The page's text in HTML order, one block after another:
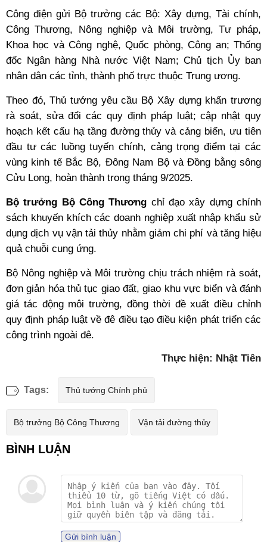
Công điện gửi Bộ trưởng các Bộ: Xây dựng, Tài chính,
Công Thương, Nông nghiệp và Môi trường, Tư pháp,
Khoa học và Công nghệ, Quốc phòng, Công an; Thống
đốc Ngân hàng Nhà nước Việt Nam; Chủ tịch Ủy ban
nhân dân các tỉnh, thành phố trực thuộc Trung ương.
Theo đó, Thủ tướng yêu cầu Bộ Xây dựng khẩn trương
rà soát, sửa đổi các quy định pháp luật; cập nhật quy
hoạch kết cấu hạ tầng đường thủy và cảng biển, ưu tiên
đầu tư các luồng tuyến chính, cảng trọng điểm tại các
vùng kinh tế Bắc Bộ, Đông Nam Bộ và Đồng bằng sông
Cửu Long, hoàn thành trong tháng 9/2025.
Bộ trưởng Bộ Công Thương chỉ đạo xây dựng chính
sách khuyến khích các doanh nghiệp xuất nhập khẩu sử
dụng dịch vụ vận tải thủy nhằm giảm chi phí và tăng hiệu
quả chuỗi cung ứng.
Bộ Nông nghiệp và Môi trường chịu trách nhiệm rà soát,
đơn giản hóa thủ tục giao đất, giao khu vực biển và đánh
giá tác động môi trường, đồng thời đề xuất điều chỉnh
quy định pháp luật về đê điều tạo điều kiện phát triển các
công trình ngoài đê.
Thực hiện: Nhật Tiên
Tags: Thủ tướng Chính phủ
Bộ trưởng Bộ Công Thương Vận tải đường thủy
Gửi bình luận